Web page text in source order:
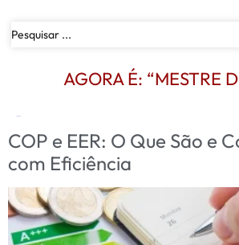
AGORA É: “MESTRE
COP e EER: O Que São e
com Eficiência